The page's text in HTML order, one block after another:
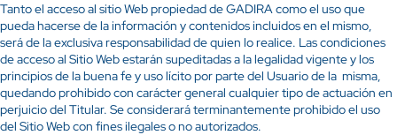
Tanto el acceso al sitio Web propiedad de GADIRA como el uso que
pueda hacerse de la información y contenidos incluidos en el mismo,
será de la exclusiva responsabilidad de quien lo realice. Las condiciones
de acceso al Sitio Web estarán supeditadas a la legalidad vigente y los
principios de la buena fe y uso lícito por parte del Usuario de la misma,
quedando prohibido con carácter general cualquier tipo de actuación en
perjuicio del Titular. Se considerará terminantemente prohibido el uso
del Sitio Web con fines ilegales o no autorizados.